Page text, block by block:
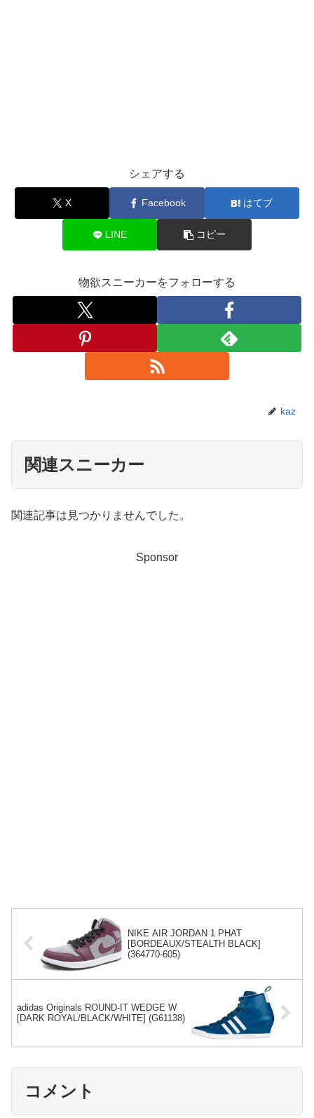
シェアする
X Facebook はてブ
LINE コピー
物欲スニーカーをフォローする
kaz
関連スニーカー
関連記事は見つかりませんでした。
Sponsor
NIKE AIR JORDAN 1 PHAT
[BORDEAUX/STEALTH BLACK]
(364770-605)
adidas Originals ROUND-IT WEDGE W
[DARK ROYAL/BLACK/WHITE] (G61138)
コメント